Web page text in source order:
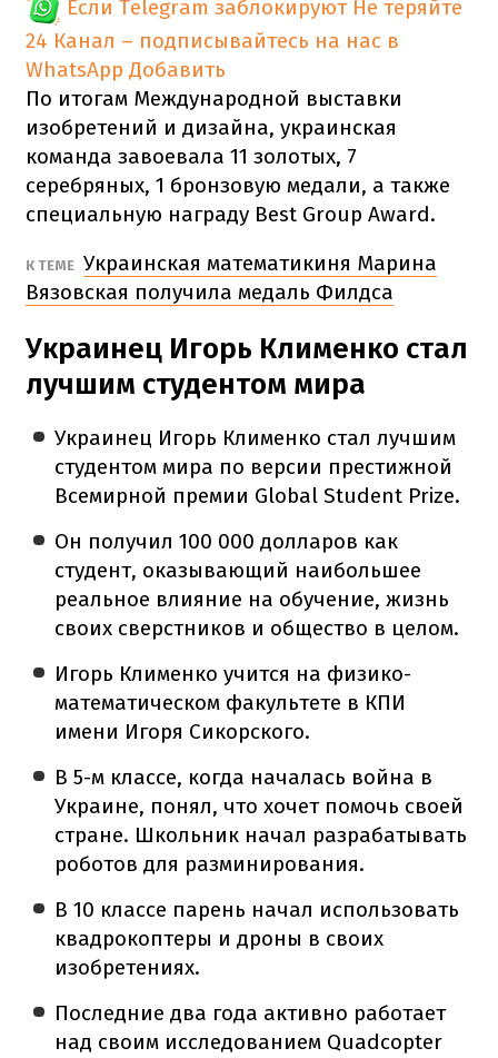
Если Telegram заблокируют Не теряйте
24 Канал – подписывайтесь на нас в
WhatsApp Добавить
По итогам Международной выставки
изобретений и дизайна, украинская
команда завоевала 11 золотых, 7
серебряных, 1 бронзовую медали, а также
специальную награду Best Group Award.
К ТЕМЕ Украинская математикиня Марина
Вязовская получила медаль Филдса
Украинец Игорь Клименко стал
лучшим студентом мира
Украинец Игорь Клименко стал лучшим
студентом мира по версии престижной
Всемирной премии Global Student Prize.
Он получил 100 000 долларов как
студент, оказывающий наибольшее
реальное влияние на обучение, жизнь
своих сверстников и общество в целом.
Игорь Клименко учится на физико-
математическом факультете в КПИ
имени Игоря Сикорского.
В 5-м классе, когда началась война в
Украине, понял, что хочет помочь своей
стране. Школьник начал разрабатывать
роботов для разминирования.
В 10 классе парень начал использовать
квадрокоптеры и дроны в своих
изобретениях.
Последние два года активно работает
над своим исследованием Quadcopter